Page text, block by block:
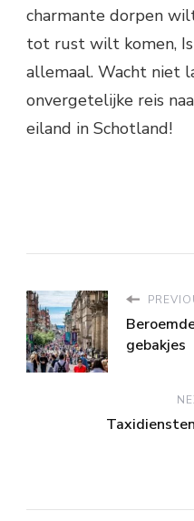
charmante dorpen
tot rust wilt komen,
allemaal. Wacht niet
onvergetelijke reis
eiland in Schotland!
gebakjes